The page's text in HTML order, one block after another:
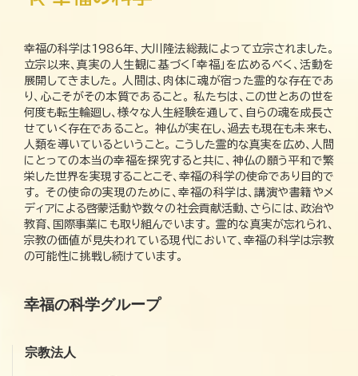
幸福の科学は1986年、大川隆法総裁によって立宗されました。
立宗以来、真実の人生観に基づく「幸福」を広めるべく、活動を
展開してきました。 人間は、肉体に魂が宿った霊的な存在であ
り、心こそがその本質であること。 私たちは、この世とあの世を
何度も転生輪廻し、様々な人生経験を通して、自らの魂を成長さ
せていく存在であること。 神仏が実在し、過去も現在も未来も、
人類を導いているということ。 こうした霊的な真実を広め、人間
にとっての本当の幸福を探究すると共に、神仏の願う平和で繁
栄した世界を実現することこそ、幸福の科学の使命であり目的で
す。 その使命の実現のために、幸福の科学は、講演や書籍やメ
ディアによる啓蒙活動や数々の社会貢献活動、さらには、政治や
教育、国際事業にも取り組んでいます。 霊的な真実が忘れられ、
宗教の価値が見失われている現代において、幸福の科学は宗教
の可能性に挑戦し続けています。
幸福の科学グループ
宗教法人